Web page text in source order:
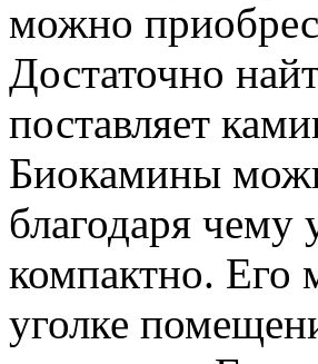
можно
Достаточно
поставляет
Биокамины
благодаря чему
компактно. Его
уголке